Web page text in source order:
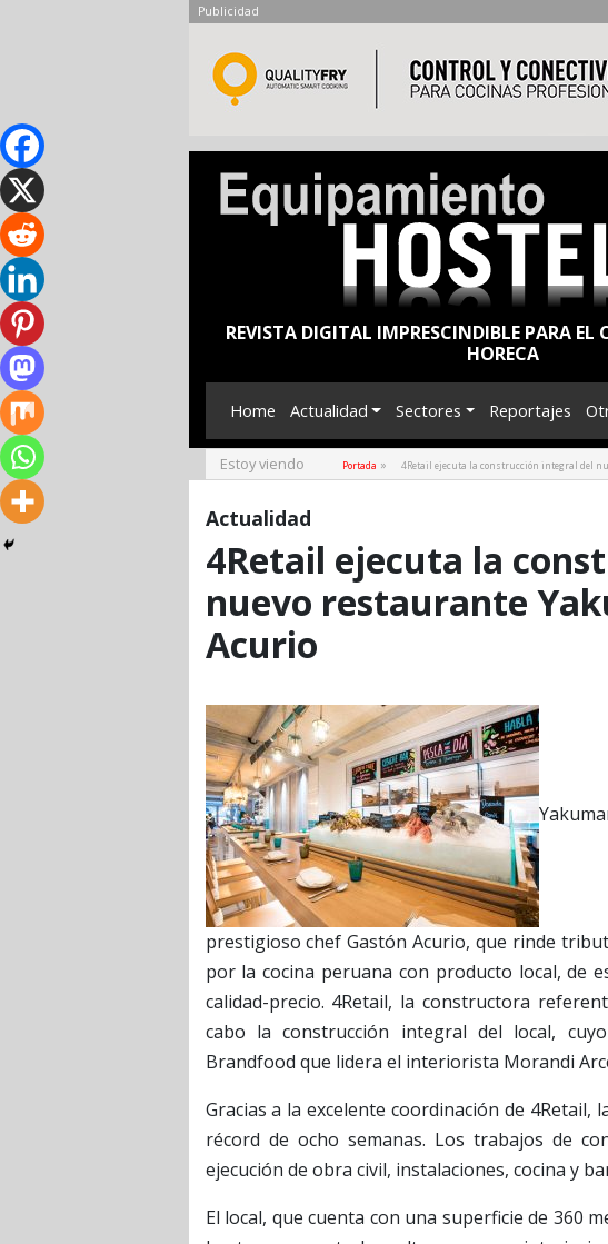
Publicidad
REVISTA DIGITAL IMPRESCINDIBLE PARA
HORECA
Home Actualidad Sectores Reportajes
Estoy viendo Portada » 4Retail ejecuta la construcción integral del
Actualidad
4Retail ejecuta la
nuevo restaurante
Acurio
prestigioso chef Gastón Acurio, que rinde
por la cocina peruana con producto local, de
calidad-precio. 4Retail, la constructora
cabo la construcción integral del local,
Brandfood que lidera el interiorista Morandi
Gracias a la excelente coordinación de
récord de ocho semanas. Los trabajos de
ejecución de obra civil, instalaciones, cocina y
El local, que cuenta con una superficie de 360